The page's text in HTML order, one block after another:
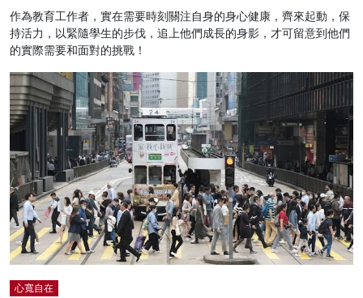
作為教育工作者，實在需要時刻關注自身的身心健康，齊來起動，保
持活力，以緊隨學生的步伐，追上他們成長的身影，才可留意到他們
的實際需要和面對的挑戰！
心寬自在